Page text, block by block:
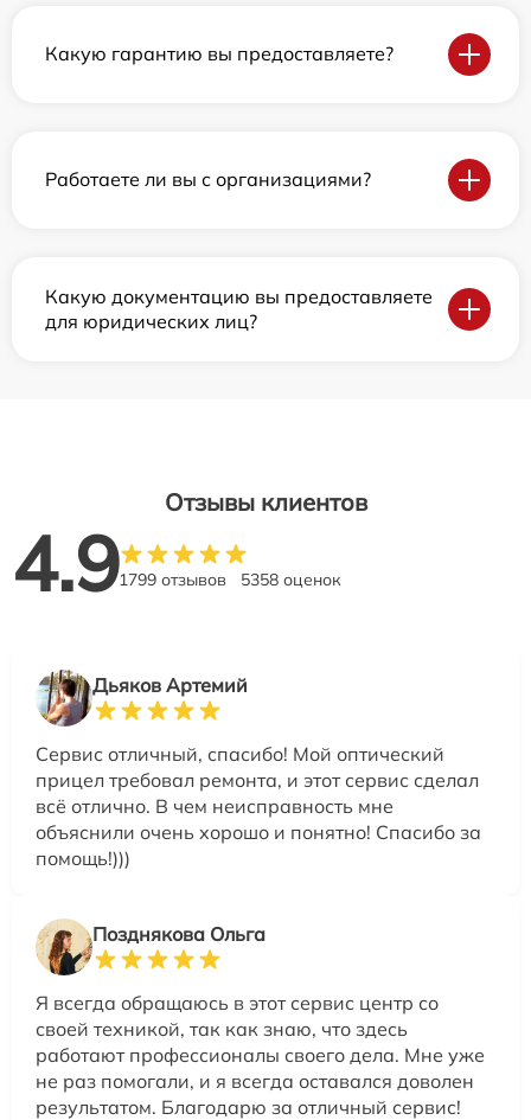
Какую гарантию вы предоставляете?
Работаете ли вы с организациями?
Какую документацию вы предоставляете
для юридических лиц?
Отзывы клиентов
4.91799 отзывов 5358 оценок
Дьяков Артемий
Сервис отличный, спасибо! Мой оптический
прицел требовал ремонта, и этот сервис сделал
всё отлично. В чем неисправность мне
объяснили очень хорошо и понятно! Спасибо за
помощь!)))
Позднякова Ольга
Я всегда обращаюсь в этот сервис центр со
своей техникой, так как знаю, что здесь
работают профессионалы своего дела. Мне уже
не раз помогали, и я всегда оставался доволен
результатом. Благодарю за отличный сервис!